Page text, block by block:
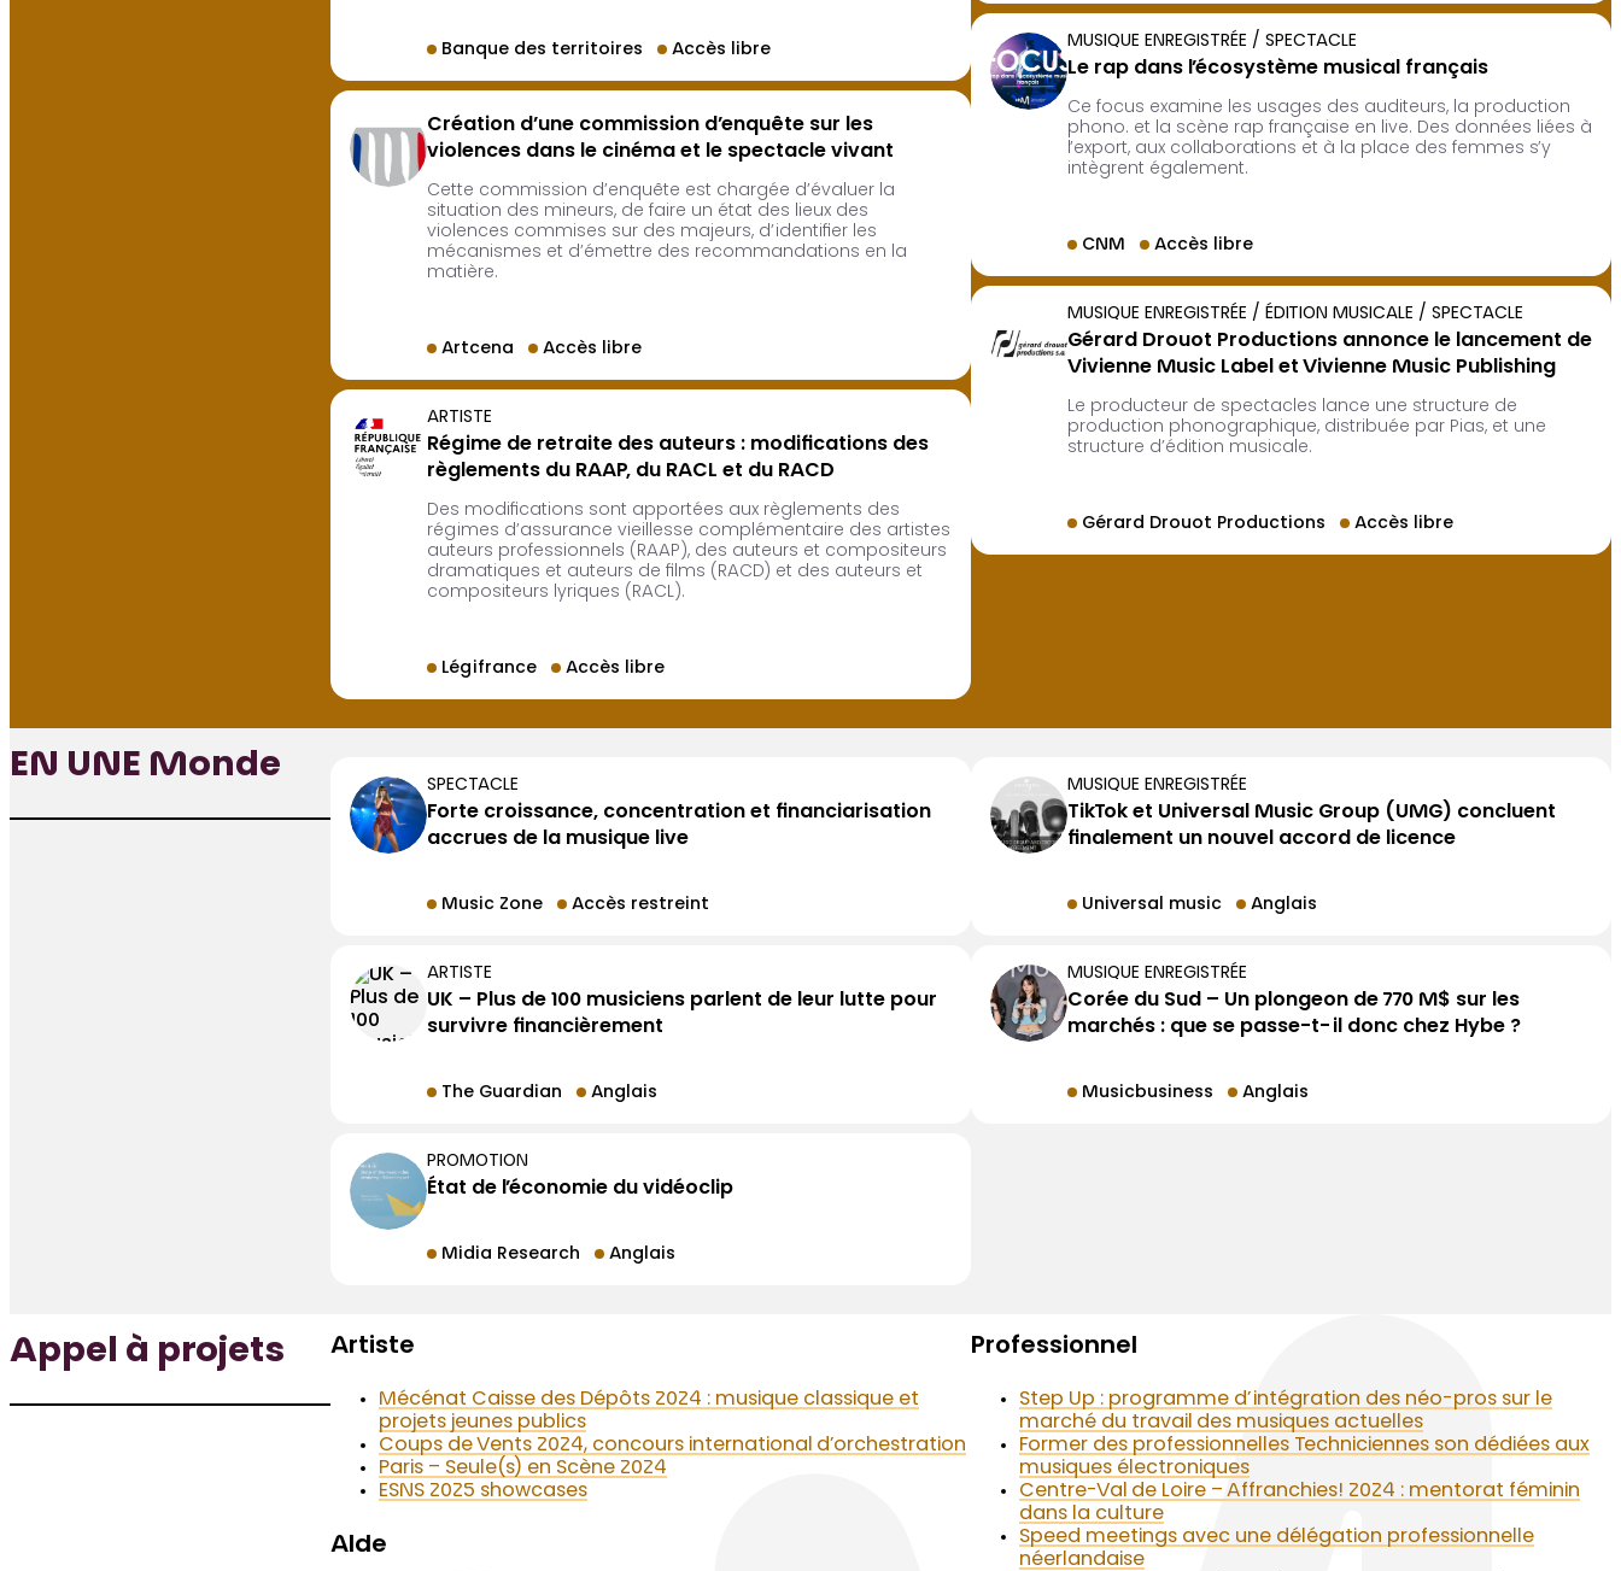
Banque des territoires Accès libre
Création d’une commission d’enquête sur les
violences dans le cinéma et le spectacle vivant
Cette commission d’enquête est chargée d’évaluer la
situation des mineurs, de faire un état des lieux des
violences commises sur des majeurs, d’identifier les
mécanismes et d’émettre des recommandations en la
matière.
Artcena Accès libre
ARTISTE
Régime de retraite des auteurs : modifications des
règlements du RAAP, du RACL et du RACD
Des modifications sont apportées aux règlements des
régimes d’assurance vieillesse complémentaire des artistes
auteurs professionnels (RAAP), des auteurs et compositeurs
dramatiques et auteurs de films (RACD) et des auteurs et
compositeurs lyriques (RACL).
Légifrance Accès libre
MUSIQUE ENREGISTRÉE / SPECTACLE
Le rap dans l’écosystème musical français
Ce focus examine les usages des auditeurs, la production
phono. et la scène rap française en live. Des données liées à
l’export, aux collaborations et à la place des femmes s’y
intègrent également.
CNM Accès libre
MUSIQUE ENREGISTRÉE / ÉDITION MUSICALE / SPECTACLE
Gérard Drouot Productions annonce le lancement de
Vivienne Music Label et Vivienne Music Publishing
Le producteur de spectacles lance une structure de
production phonographique, distribuée par Pias, et une
structure d’édition musicale.
Gérard Drouot Productions Accès libre
EN UNE Monde
SPECTACLE
Forte croissance, concentration et financiarisation
accrues de la musique live
Music Zone Accès restreint
ARTISTE
UK – Plus de 100 musiciens parlent de leur lutte pour
survivre financièrement
The Guardian Anglais
PROMOTION
État de l’économie du vidéoclip
Midia Research Anglais
MUSIQUE ENREGISTRÉE
TikTok et Universal Music Group (UMG) concluent
finalement un nouvel accord de licence
Universal music Anglais
MUSIQUE ENREGISTRÉE
Corée du Sud – Un plongeon de 770 M$ sur les
marchés : que se passe-t-il donc chez Hybe ?
Musicbusiness Anglais
Appel à projets Artiste
Mécénat Caisse des Dépôts 2024 : musique classique et
projets jeunes publics
Coups de Vents 2024, concours international d’orchestration
Paris – Seule(s) en Scène 2024
ESNS 2025 showcases
AIde
Professionnel
Step Up : programme d’intégration des néo-pros sur le
marché du travail des musiques actuelles
Former des professionnelles Techniciennes son dédiées aux
musiques électroniques
Centre-Val de Loire – Affranchies! 2024 : mentorat féminin
dans la culture
Speed meetings avec une délégation professionnelle
néerlandaise